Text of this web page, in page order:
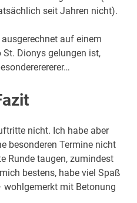
seit Jahren nicht).
auf einem
Dionys gelungen ist,
nicht. Ich habe aber
besonderen Termine nicht
Runde taugen, zumindest
bestens, habe viel Spaß
mit Betonung